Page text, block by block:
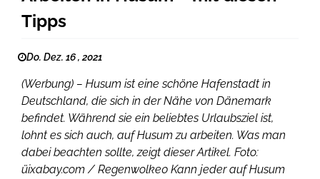
Tipps
Do. Dez. 16 , 2021
(Werbung) – Husum ist eine schöne Hafenstadt in
Deutschland, die sich in der Nähe von Dänemark
befindet. Während sie ein beliebtes Urlaubsziel ist,
lohnt es sich auch, auf Husum zu arbeiten. Was man
dabei beachten sollte, zeigt dieser Artikel. Foto:
üixabay.com / Regenwolke0 Kann jeder auf Husum